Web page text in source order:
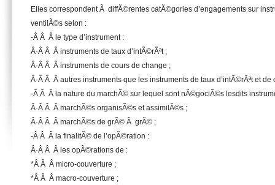
Elles correspondent Ã diffÃ©rentes catÃ©gories d’engagements sur
ventilÃ©s selon :
-Â Â Â le type d’instrument :
Â·Â Â Â instruments de taux d’intÃ©rÃªt ;
Â·Â Â Â instruments de cours de change ;
Â·Â Â Â autres instruments que les instruments de taux d’intÃ©rÃªt et de
-Â Â Â la nature du marchÃ© sur lequel sont nÃ©gociÃ©s lesdits
Â·Â Â Â marchÃ©s organisÃ©s et assimilÃ©s ;
Â·Â Â Â marchÃ©s de grÃ© Ã grÃ© ;
-Â Â Â la finalitÃ© de l’opÃ©ration :
Â·Â Â Â les opÃ©rations de :
*Â Â Â micro-couverture ;
*Â Â Â macro-couverture ;